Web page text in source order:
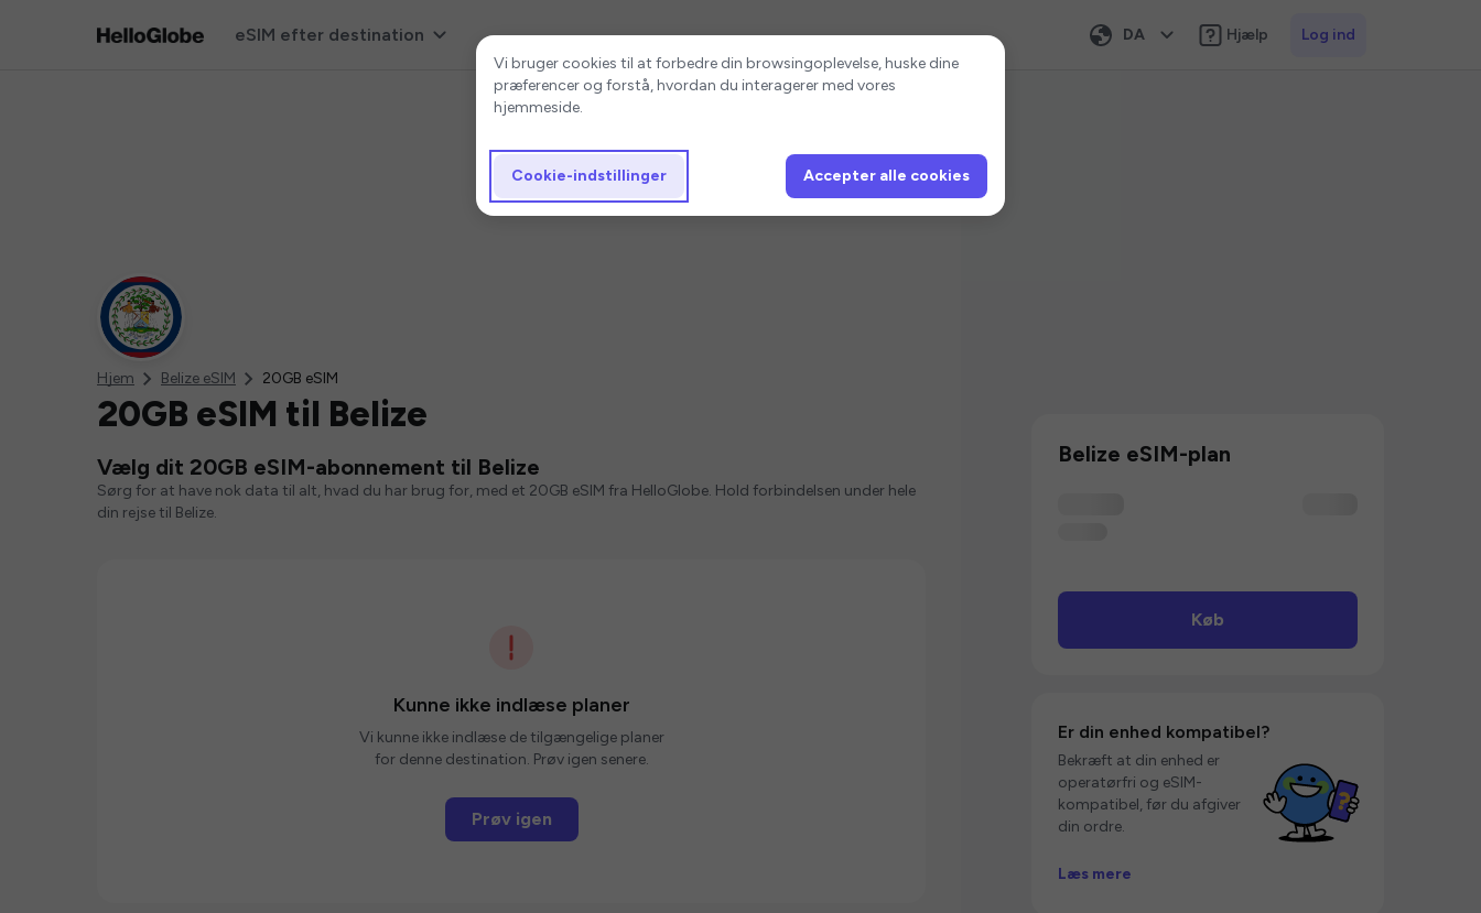
eSIM efter destination DA Hjælp Log ind
Hjem Belize eSIM 20GB eSIM
20GB eSIM til Belize
Vælg dit 20GB eSIM-abonnement til Belize
Sørg for at have nok data til alt, hvad du har brug for, med et 20GB eSIM fra HelloGlobe. Hold forbindelsen under hele
din rejse til Belize.
Kunne ikke indlæse planer
Vi kunne ikke indlæse de tilgængelige planer
for denne destination. Prøv igen senere.
Prøv igen
Belize eSIM-plan
Køb
Er din enhed kompatibel?
Bekræft at din enhed er
operatørfri og eSIM-
kompatibel, før du afgiver
din ordre.
Læs mere
Cookie-indstillinger
Vi bruger cookies til at forbedre din browsingoplevelse, huske dine
præferencer og forstå, hvordan du interagerer med vores
hjemmeside.
Cookie-indstillinger Accepter alle cookies